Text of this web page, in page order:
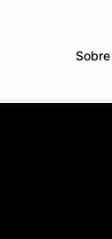
Sobre